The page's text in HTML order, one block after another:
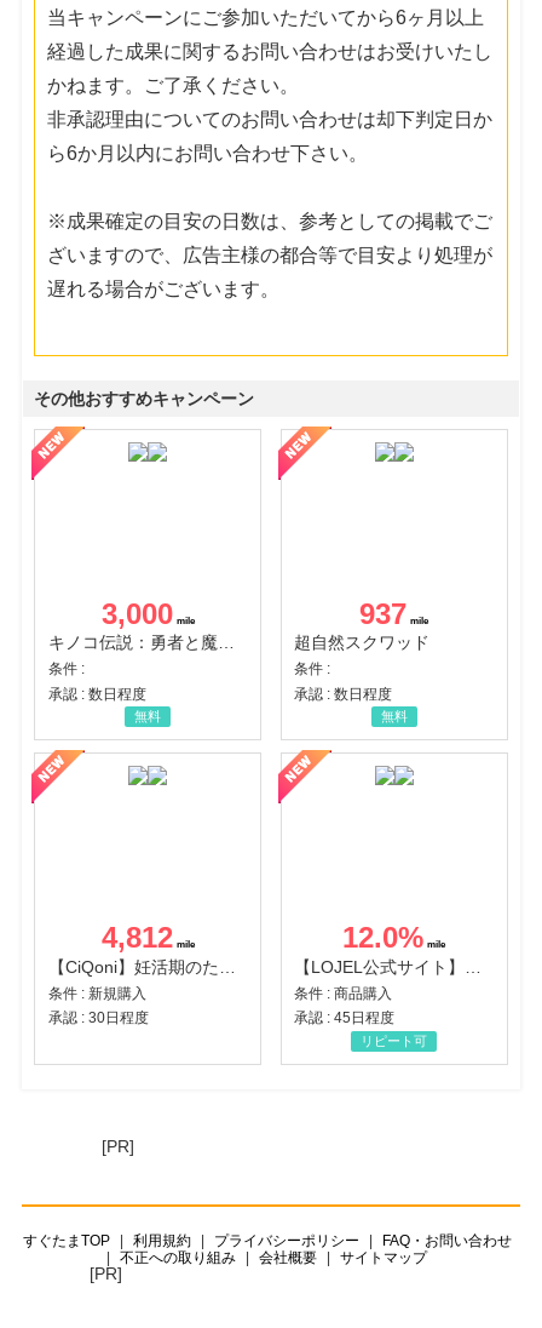
当キャンペーンにご参加いただいてから6ヶ月以上
経過した成果に関するお問い合わせはお受けいたし
かねます。ご了承ください。
非承認理由についてのお問い合わせは却下判定日か
ら6か月以内にお問い合わせ下さい。
※成果確定の目安の日数は、参考としての掲載でご
ざいますので、広告主様の都合等で目安より処理が
遅れる場合がございます。
その他おすすめキャンペーン
3,000
キノコ伝説：勇者と魔法のランプ
条件 :
承認 : 数日程度
無料
937
超自然スクワッド
条件 :
承認 : 数日程度
無料
4,812
条件 : 新規購入
承認 : 30日程度
12.0%
条件 : 商品購入
承認 : 45日程度
リピート可
[PR]
すぐたまTOP 利用規約 プライバシーポリシー
FAQ・お問い合わせ
不正への取り組み
会社概要 サイトマップ
[PR]